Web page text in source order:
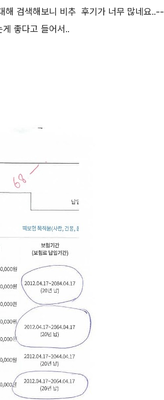
해 검색해보니 비추 후기가 너무 많네요..--
좋다고 들어서..